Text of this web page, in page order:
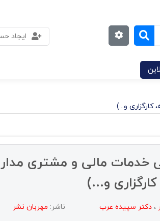
ایجاد
و...)
خدمات مالی و مشتری
و...)
، دکتر سپیده عرب ناشر: مهربان نشر